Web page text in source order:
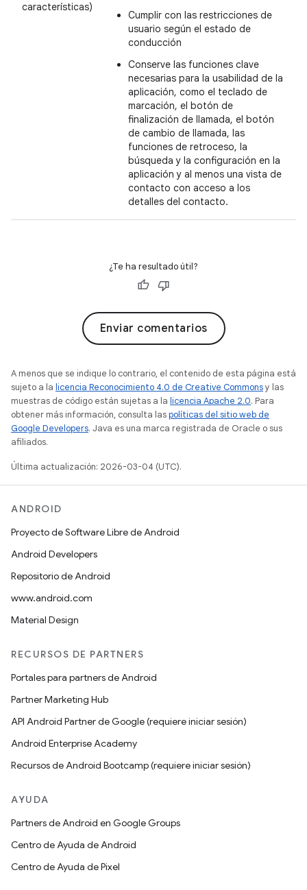
características)
Cumplir con las restricciones de
usuario según el estado de
conducción
Conserve las funciones clave
necesarias para la usabilidad de la
aplicación, como el teclado de
marcación, el botón de
finalización de llamada, el botón
de cambio de llamada, las
funciones de retroceso, la
búsqueda y la configuración en la
aplicación y al menos una vista de
contacto con acceso a los
detalles del contacto.
¿Te ha resultado útil?
Enviar comentarios
A menos que se indique lo contrario, el contenido de esta página está
sujeto a la licencia Reconocimiento 4.0 de Creative Commonsy las
muestras de código están sujetas a la licencia Apache 2.0. Para
obtener más información, consulta laspolíticas del sitio web de
Google Developers. Java es una marca registrada de Oracle o sus
afiliados.
Última actualización: 2026-03-04 (UTC).
ANDROID
Proyecto de Software Libre de Android
Android Developers
Repositorio de Android
www.android.com
Material Design
RECURSOS DE PARTNERS
Portales para partners de Android
Partner Marketing Hub
API Android Partner de Google (requiere iniciar sesión)
Android Enterprise Academy
Recursos de Android Bootcamp (requiere iniciar sesión)
AYUDA
Partners de Android en Google Groups
Centro de Ayuda de Android
Centro de Ayuda de Pixel